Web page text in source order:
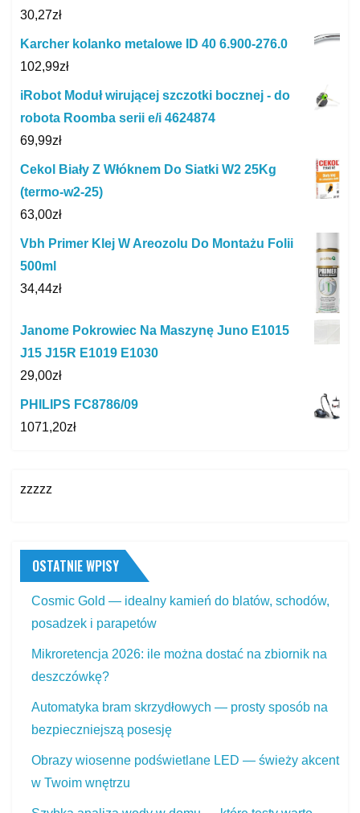
30,27zł
Karcher kolanko metalowe ID 40 6.900-276.0
102,99zł
iRobot Moduł wirującej szczotki bocznej - do
robota Roomba serii e/i 4624874
69,99zł
Cekol Biały Z Włóknem Do Siatki W2 25Kg
(termo-w2-25)
63,00zł
Vbh Primer Klej W Areozolu Do Montażu Folii
500ml
34,44zł
Janome Pokrowiec Na Maszynę Juno E1015
J15 J15R E1019 E1030
29,00zł
PHILIPS FC8786/09
1071,20zł
zzzzz
OSTATNIE WPISY
Cosmic Gold — idealny kamień do blatów, schodów,
posadzek i parapetów
Mikroretencja 2026: ile można dostać na zbiornik na
deszczówkę?
Automatyka bram skrzydłowych — prosty sposób na
bezpieczniejszą posesję
Obrazy wiosenne podświetlane LED — świeży akcent
w Twoim wnętrzu